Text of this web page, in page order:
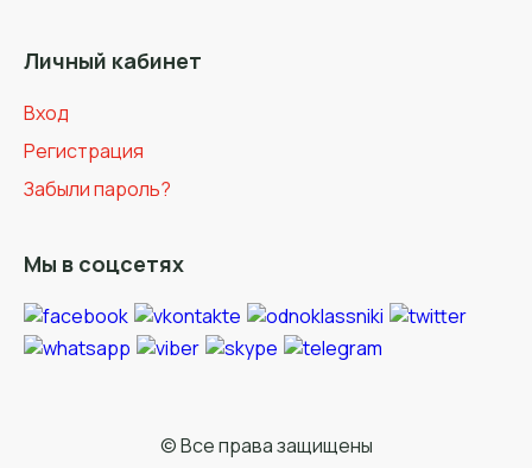
Личный кабинет
Вход
Регистрация
Забыли пароль?
Мы в соцсетях
© Все права защищены